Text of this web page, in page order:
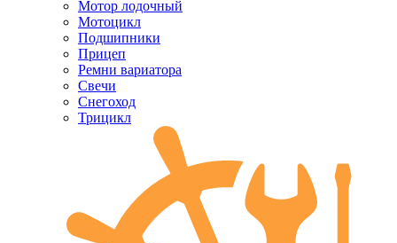
Мотор лодочный
Мотоцикл
Подшипники
Прицеп
Ремни вариатора
Свечи
Снегоход
Трицикл